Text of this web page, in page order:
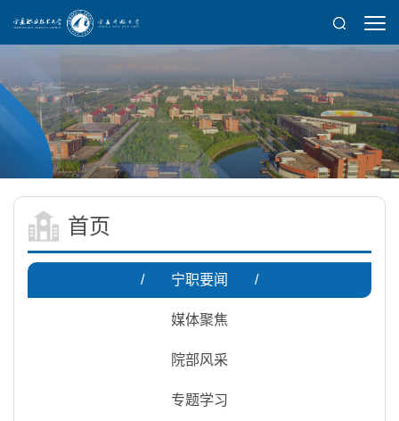
首页
/ 宁职要闻 /
媒体聚焦
院部风采
专题学习